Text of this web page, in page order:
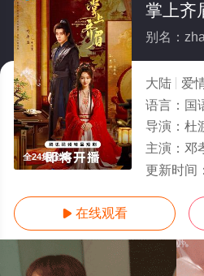
全24集/全集
掌上齐
别名：
大陆 爱
语言： 国
导演： 杜
主演： 邓孝慈,
更新时间：
 在线观看